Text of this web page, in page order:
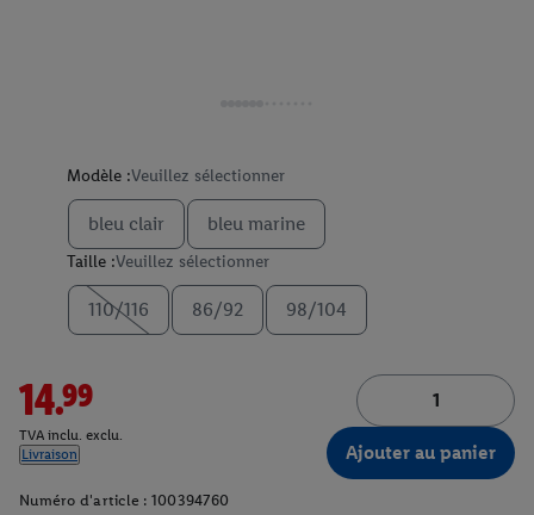
Modèle :Veuillez sélectionner
bleu clair bleu marine
Taille :Veuillez sélectionner
110/116 86/92 98/104
14.99
TVA inclu. exclu.
Livraison
Ajouter au panier
Numéro d'article : 100394760